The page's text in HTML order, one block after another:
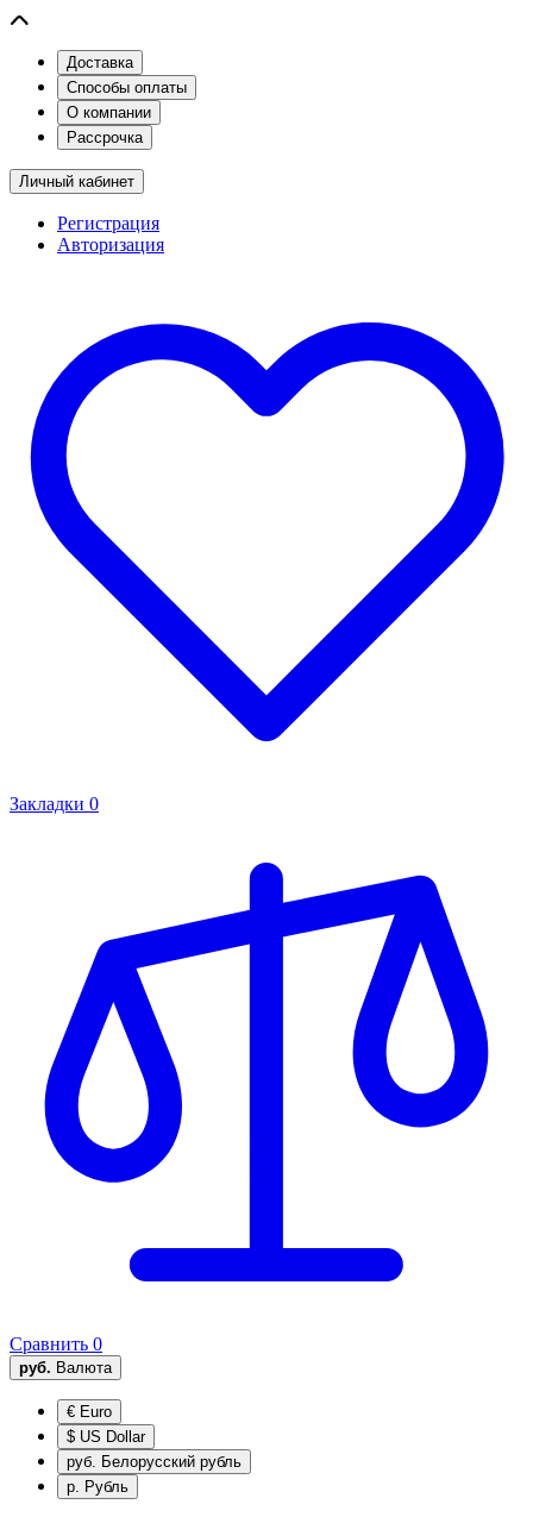
Доставка
Способы оплаты
О компании
Рассрочка
Личный кабинет
Регистрация
Авторизация
Закладки 0
Сравнить 0
руб. Валюта
€ Euro
$ US Dollar
руб. Белорусский рубль
р. Рубль